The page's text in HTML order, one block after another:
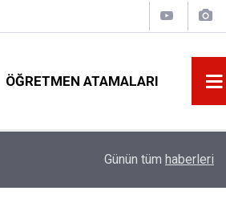
ÖĞRETMEN ATAMALARI
EGM Duyurdu 3250 Adet Polis
Günün tüm haberleri